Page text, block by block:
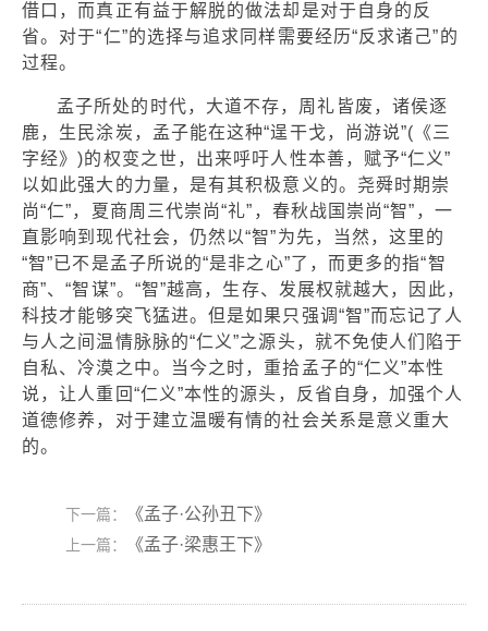
借口，而真正有益于解脱的做法却是对于自身的反
省。对于“仁”的选择与追求同样需要经历“反求诸己”的
过程。
孟子所处的时代，大道不存，周礼皆废，诸侯逐
鹿，生民涂炭，孟子能在这种“逞干戈，尚游说”(《三
字经》)的权变之世，出来呼吁人性本善，赋予“仁义”
以如此强大的力量，是有其积极意义的。尧舜时期崇
尚“仁”，夏商周三代崇尚“礼”，春秋战国崇尚“智”，一
直影响到现代社会，仍然以“智”为先，当然，这里的
“智”已不是孟子所说的“是非之心”了，而更多的指“智
商”、“智谋”。“智”越高，生存、发展权就越大，因此，
科技才能够突飞猛进。但是如果只强调“智”而忘记了人
与人之间温情脉脉的“仁义”之源头，就不免使人们陷于
自私、冷漠之中。当今之时，重拾孟子的“仁义”本性
说，让人重回“仁义”本性的源头，反省自身，加强个人
道德修养，对于建立温暖有情的社会关系是意义重大
的。
下一篇： 《孟子·公孙丑下》
上一篇： 《孟子·梁惠王下》